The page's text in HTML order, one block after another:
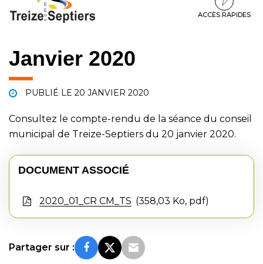
contenu
pied
ACCÈS RAPIDES
Janvier 2020
PUBLIÉ LE 20 JANVIER 2020
Consultez le compte-rendu de la séance du conseil
municipal de Treize-Septiers du 20 janvier 2020.
DOCUMENT ASSOCIÉ
2020_01_CR CM_TS 358,03 Ko, pdf
Partager sur :